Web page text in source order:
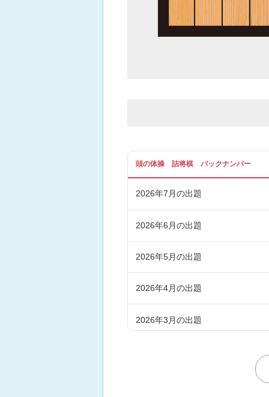
頭の体操 詰将棋 バックナンバー
2026年7月の出題
2026年6月の出題
2026年5月の出題
2026年4月の出題
2026年3月の出題